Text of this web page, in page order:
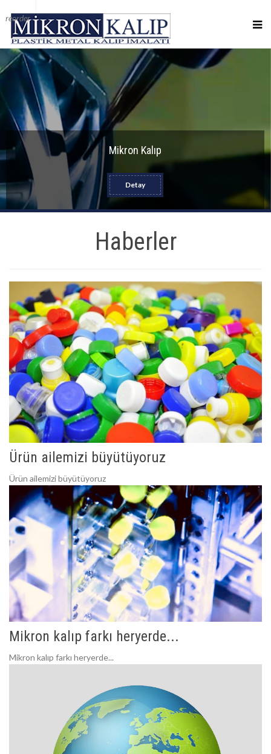
reorder
Mikron Kalıp
Detay
Haberler
Ürün ailemizi büyütüyoruz
Ürün ailemizi büyütüyoruz
Mikron kalıp farkı heryerde...
Mikron kalıp farkı heryerde...